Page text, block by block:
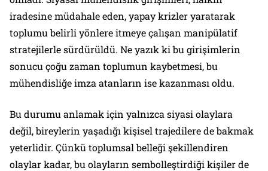
iradesine müdahale eden, yapay krizler yaratarak
toplumu belirli yönlere itmeye çalışan manipülatif
stratejilerle sürdürüldü. Ne yazık ki bu girişimlerin
sonucu çoğu zaman toplumun kaybetmesi, bu
mühendisliğe imza atanların ise kazanması oldu.
Bu durumu anlamak için yalnızca siyasi olaylara
değil, bireylerin yaşadığı kişisel trajedilere de bakmak
yeterlidir. Çünkü toplumsal belleği şekillendiren
olaylar kadar, bu olayların sembolleştirdiği kişiler de